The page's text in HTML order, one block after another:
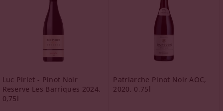
Luc Pirlet - Pinot Noir
Reserve Les Barriques 2024,
0,75l
Patriarche Pinot Noir AOC,
2020, 0,75l